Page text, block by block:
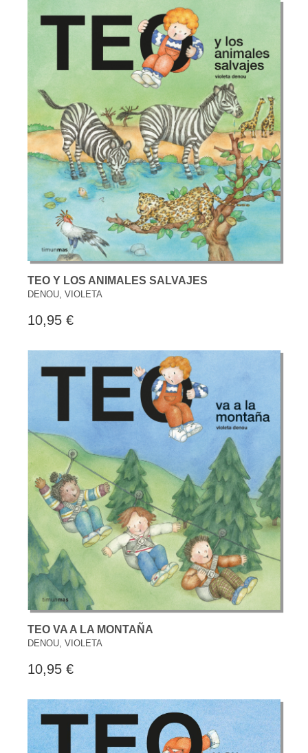
TEO Y LOS ANIMALES SALVAJES
DENOU, VIOLETA
10,95 €
TEO VA A LA MONTAÑA
DENOU, VIOLETA
10,95 €